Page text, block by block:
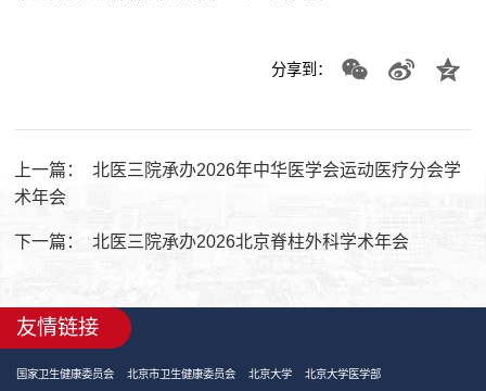
分享到：
上一篇：
北医三院承办2026年中华医学会运动医疗分会学
术年会
下一篇： 北医三院承办2026北京脊柱外科学术年会
友情链接
国家卫生健康委员会 北京市卫生健康委员会 北京大学 北京大学医学部